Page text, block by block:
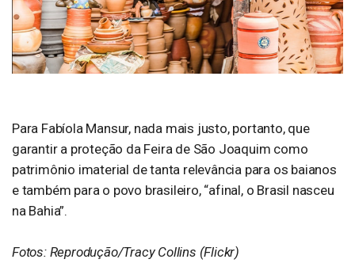
Para Fabíola Mansur, nada mais justo, portanto, que
garantir a proteção da Feira de São Joaquim como
patrimônio imaterial de tanta relevância para os baianos
e também para o povo brasileiro, “afinal, o Brasil nasceu
na Bahia”.
Fotos: Reprodução/Tracy Collins (Flickr)